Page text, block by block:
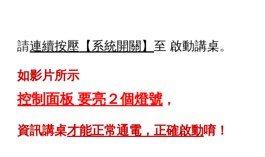
請連續按壓 【系統開關】至 啟動講桌。
如影片所示
控制面板 要亮２個燈號 ，
資訊講桌才能正常通電，正確啟動唷！